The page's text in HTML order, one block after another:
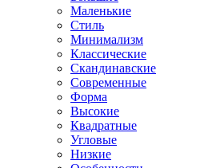
Маленькие
Стиль
Минимализм
Классические
Скандинавские
Современные
Форма
Высокие
Квадратные
Угловые
Низкие